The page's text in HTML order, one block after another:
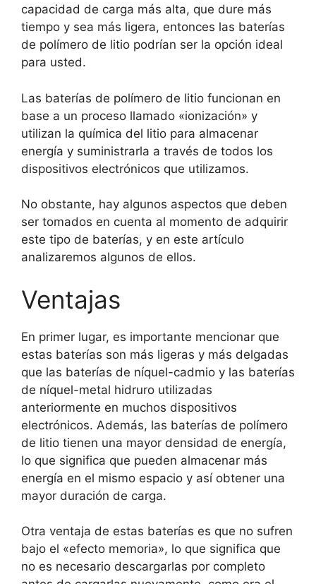
capacidad de carga más alta, que dure más
tiempo y sea más ligera, entonces las baterías
de polímero de litio podrían ser la opción ideal
para usted.
Las baterías de polímero de litio funcionan en
base a un proceso llamado «ionización» y
utilizan la química del litio para almacenar
energía y suministrarla a través de todos los
dispositivos electrónicos que utilizamos.
No obstante, hay algunos aspectos que deben
ser tomados en cuenta al momento de adquirir
este tipo de baterías, y en este artículo
analizaremos algunos de ellos.
Ventajas
En primer lugar, es importante mencionar que
estas baterías son más ligeras y más delgadas
que las baterías de níquel-cadmio y las baterías
de níquel-metal hidruro utilizadas
anteriormente en muchos dispositivos
electrónicos. Además, las baterías de polímero
de litio tienen una mayor densidad de energía,
lo que significa que pueden almacenar más
energía en el mismo espacio y así obtener una
mayor duración de carga.
Otra ventaja de estas baterías es que no sufren
bajo el «efecto memoria», lo que significa que
no es necesario descargarlas por completo